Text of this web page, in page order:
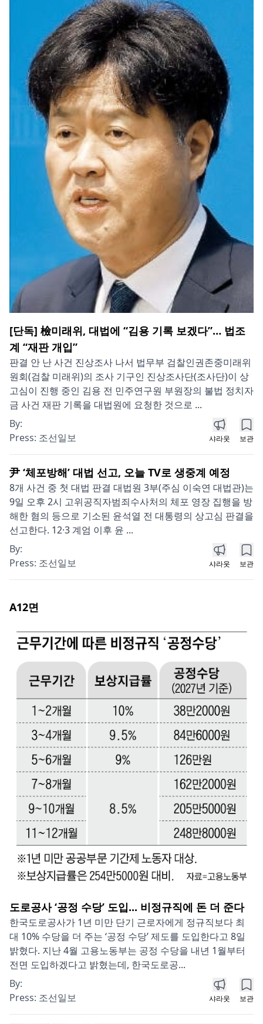
[단독] 檢미래위, 대법에 “김용 기록 보겠다”… 법조
계 “재판 개입”
판결 안 난 사건 진상조사 나서 법무부 검찰인권존중미래위
원회(검찰 미래위)의 조사 기구인 진상조사단(조사단)이 상
고심이 진행 중인 김용 전 민주연구원 부원장의 불법 정치자
금 사건 재판 기록을 대법원에 요청한 것으로 ...
By:
Press: 조선일보 샤라웃 보관
尹 ‘체포방해’ 대법 선고, 오늘 TV로 생중계 예정
8개 사건 중 첫 대법 판결 대법원 3부(주심 이숙연 대법관)는
9일 오후 2시 고위공직자범죄수사처의 체포 영장 집행을 방
해한 혐의 등으로 기소된 윤석열 전 대통령의 상고심 판결을
선고한다. 12·3 계엄 이후 윤 ...
By:
Press: 조선일보 샤라웃 보관
A12면
도로공사 ‘공정 수당’ 도입... 비정규직에 돈 더 준다
한국도로공사가 1년 미만 단기 근로자에게 정규직보다 최
대 10% 수당을 더 주는 ‘공정 수당’ 제도를 도입한다고 8일
밝혔다. 지난 4월 고용노동부는 공정 수당을 내년 1월부터
전면 도입하겠다고 밝혔는데, 한국도로공...
By:
Press: 조선일보 샤라웃 보관